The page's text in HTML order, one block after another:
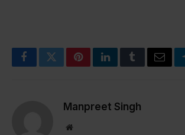
FacebookTwitterPinterestLinkedInTumblrEmail
Manpreet Singh
Website